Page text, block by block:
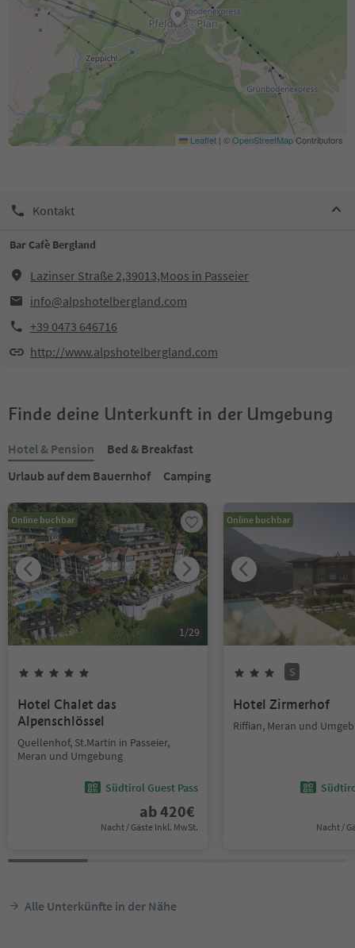
Leaflet | ©OpenStreetMapContributors
Kontakt
Bar Cafè Bergland
Lazinser Straße 2,39013,Moos in Passeier
info@alpshotelbergland.com
+39 0473 646716
http://www.alpshotelbergland.com
Finde deine Unterkunft in der Umgebung
Hotel & Pension
Bed & Breakfast
Urlaub auf dem Bauernhof
Camping
Online buchbar
1/29
Hotel Chalet das
Alpenschlössel
Quellenhof, St.Martin in Passeier,
Meran und Umgebung
Südtirol Guest Pass
ab420€
Nacht / Gäste Inkl. MwSt.
Online buchbar
S
Hotel Zirmerhof
Riffian, Meran und
Nacht /
Alle Unterkünfte in der Nähe